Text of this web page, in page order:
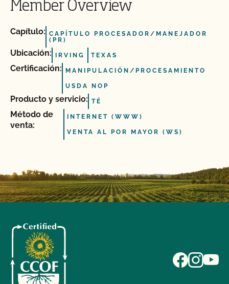
Member Overview
Capítulo: CAPÍTULO PROCESADOR/MANEJADOR
(PR)
Ubicación: IRVING TEXAS
Certificación: MANIPULACIÓN/PROCESAMIENTO
USDA NOP
Producto y servicio: TÉ
Método de
venta:
INTERNET (WWW)
VENTA AL POR MAYOR (WS)